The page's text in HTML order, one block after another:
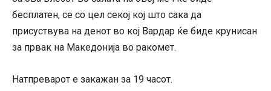
бесплатен, се со цел секој кој што сака да
присуствува на денот во кој Вардар ќе биде крунисан
за првак на Македонија во ракомет.
Натпреварот е закажан за 19 часот.